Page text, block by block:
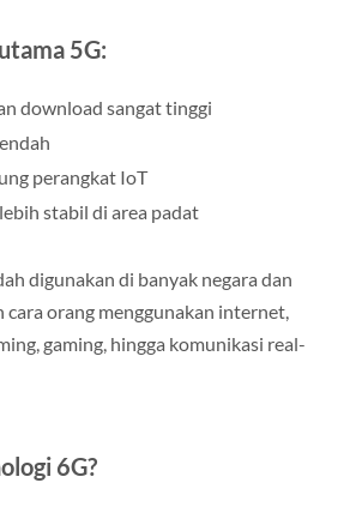
5G:
download sangat tinggi
perangkat IoT
stabil di area padat
digunakan di banyak negara dan
cara orang menggunakan internet,
gaming, hingga komunikasi real-
6G?